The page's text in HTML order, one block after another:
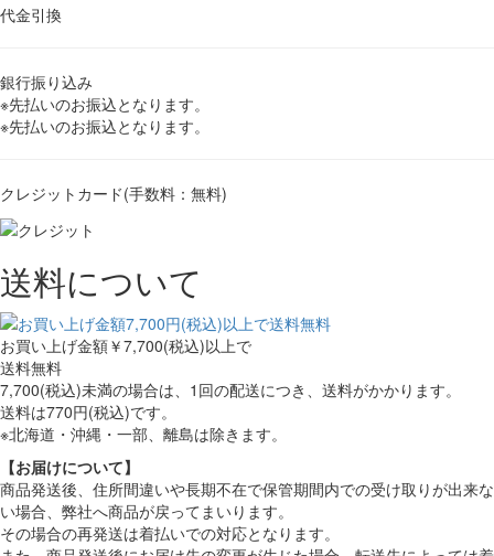
代金引換
銀行振り込み
※先払いのお振込となります。
※先払いのお振込となります。
クレジットカード(手数料：無料)
送料について
お買い上げ金額￥7,700(税込)以上で
送料無料
7,700(税込)未満の場合は、1回の配送につき、送料がかかります。
送料は770円(税込)です。
※北海道・沖縄・一部、離島は除きます。
【お届けについて】
商品発送後、住所間違いや長期不在で保管期間内での受け取りが出来な
い場合、弊社へ商品が戻ってまいります。
その場合の再発送は着払いでの対応となります。